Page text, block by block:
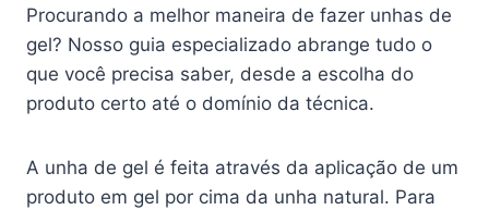
Procurando a melhor maneira de fazer unhas de
gel? Nosso guia especializado abrange tudo o
que você precisa saber, desde a escolha do
produto certo até o domínio da técnica.
A unha de gel é feita através da aplicação de um
produto em gel por cima da unha natural. Para